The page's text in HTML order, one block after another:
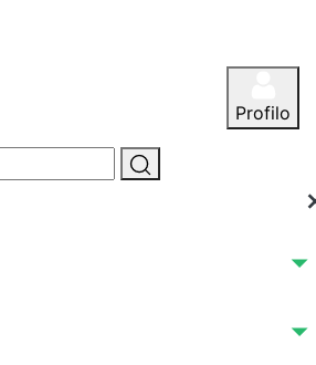
Profilo